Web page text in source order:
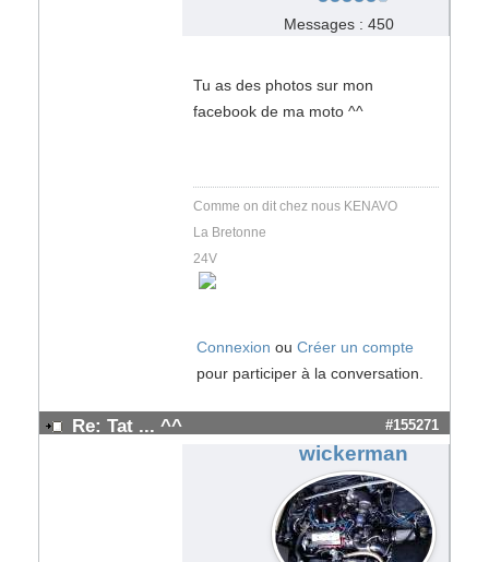
Messages : 450
Tu as des photos sur mon
facebook de ma moto ^^
Comme on dit chez nous KENAVO
La Bretonne
24V
Connexion ou Créer un compte
pour participer à la conversation.
Re: Tat ... ^^ #155271
wickerman